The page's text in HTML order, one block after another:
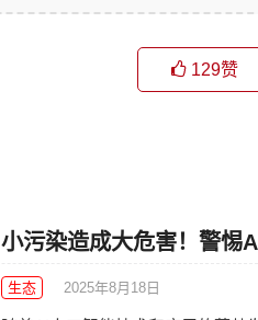
129赞
小污染造成大危害！警惕
生态 2025年8月18日